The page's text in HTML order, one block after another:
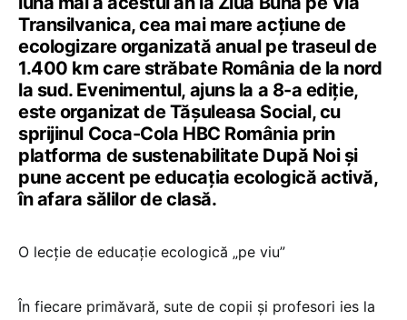
Transilvanica, cea mai mare acțiune de
ecologizare organizată anual pe traseul de
1.400 km care străbate România de la nord
la sud. Evenimentul, ajuns la a 8-a ediție,
este organizat de Tășuleasa Social, cu
sprijinul Coca-Cola HBC România prin
platforma de sustenabilitate După Noi și
pune accent pe educația ecologică activă,
în afara sălilor de clasă.
O lecție de educație ecologică „pe viu”
În fiecare primăvară, sute de copii și profesori ies la